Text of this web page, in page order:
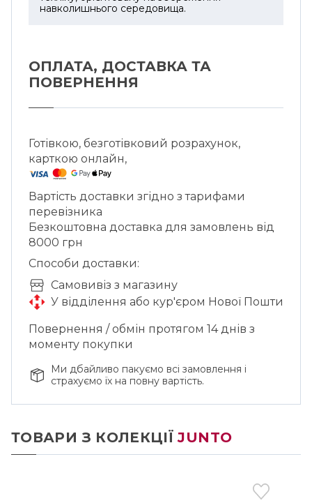
навколишнього середовища.
ОПЛАТА, ДОСТАВКА ТА
ПОВЕРНЕННЯ
Готівкою, безготівковий розрахунок,
карткою онлайн,
Вартість доставки згідно з тарифами
перевізника
Безкоштовна доставка для замовлень від
8000 грн
Способи доставки:
Cамовивіз з магазину
У відділення або кур'єром Нової Пошти
Повернення / обмін протягом 14 днів з
моменту покупки
Ми дбайливо пакуємо всі замовлення і
страхуємо їх на повну вартість.
ТОВАРИ З КОЛЕКЦІЇJUNTO